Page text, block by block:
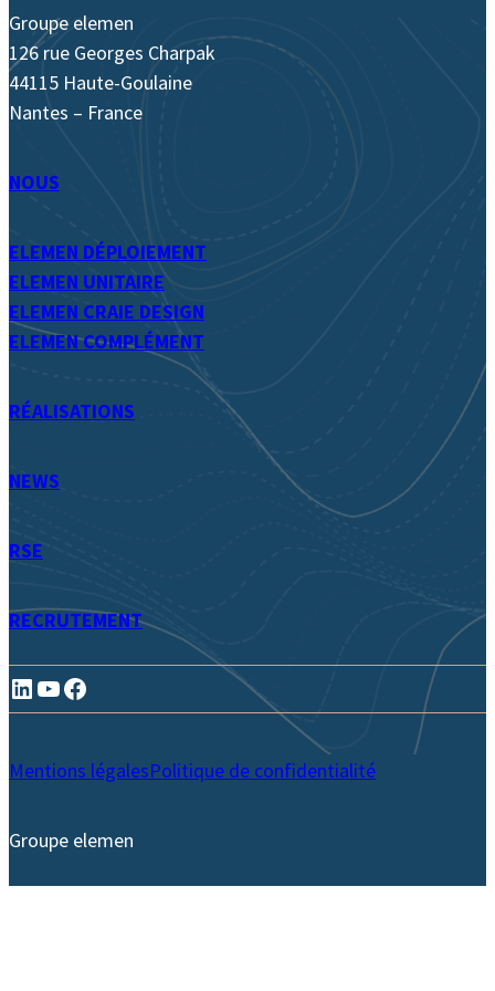
Groupe elemen
126 rue Georges Charpak
44115 Haute-Goulaine
Nantes – France
NOUS
ELEMEN DÉPLOIEMENT
ELEMEN UNITAIRE
ELEMEN CRAIE DESIGN
ELEMEN COMPLÉMENT
RÉALISATIONS
NEWS
RSE
RECRUTEMENT
LinkedIn
YouTube
Facebook
Mentions légalesPolitique de confidentialité
Groupe elemen